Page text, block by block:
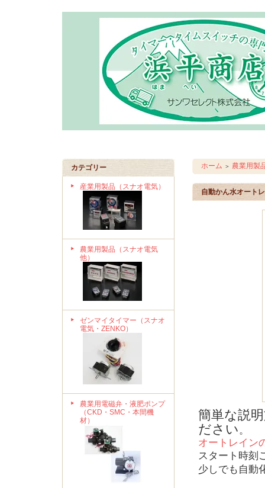
カテゴリー
産業用製品（スナオ電気）
農業用製品（スナオ電気
他）
ゼンマイタイマー（スナオ
電気・ZENKO）
農業用電磁弁・液肥ポンプ
（CKD・SMC・本間機
材）
ホーム ＞ 農業用製
自動かん水オート
簡単な説
ださい 。
オートレイン
スタート時刻
少しでも自動